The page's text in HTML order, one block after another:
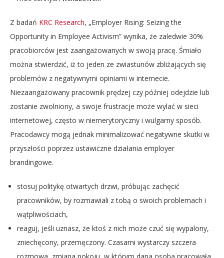
Z badań KRC Research, „Employer Rising: Seizing the
Opportunity in Employee Activism” wynika, że zaledwie 30%
pracobiorców jest zaangażowanych w swoją pracę. Śmiało
można stwierdzić, iż to jeden ze zwiastunów zbliżających się
problemów z negatywnymi opiniami w internecie.
Niezaangażowany pracownik prędzej czy później odejdzie lub
zostanie zwolniony, a swoje frustracje może wylać w sieci
internetowej, często w niemerytoryczny i wulgarny sposób.
Pracodawcy mogą jednak minimalizować negatywne skutki w
przyszłości poprzez ustawiczne działania employer
brandingowe.
stosuj politykę otwartych drzwi, próbując zachęcić
pracowników, by rozmawiali z tobą o swoich problemach i
wątpliwościach,
reaguj, jeśli uznasz, że ktoś z nich może czuć się wypalony,
zniechęcony, przemęczony. Czasami wystarczy szczera